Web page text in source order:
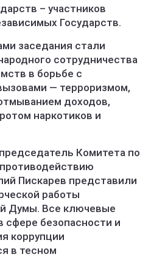
– участников
Государств.
заседания стали
сотрудничества
в борьбе с
— терроризмом,
доходов,
наркотиков и
Комитета по
Пискарев представили
работы
Думы. Все ключевые
сфере безопасности и
коррупции
в тесном